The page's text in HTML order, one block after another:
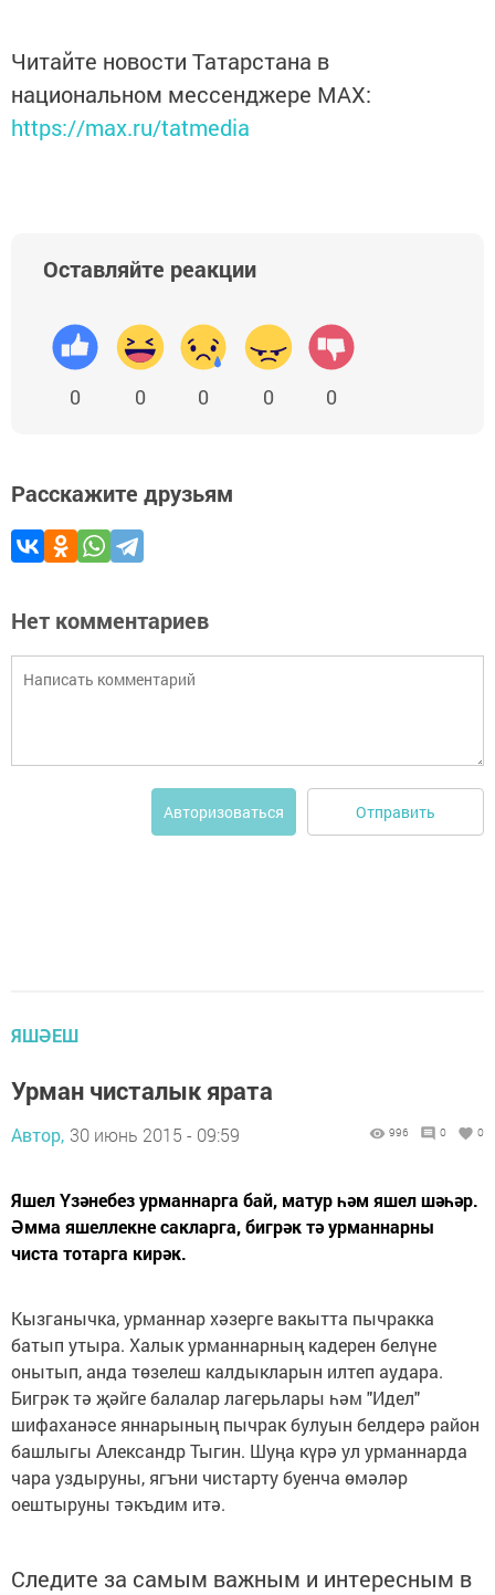
Читайте новости Татарстана в
национальном мессенджере MАХ:
https://max.ru/tatmedia
Оставляйте реакции
0 0 0 0 0
Расскажите друзьям
Нет комментариев
Авторизоваться Отправить
ЯШӘЕШ
Урман чисталык ярата
Автор, 30 июнь 2015 - 09:59 996 0 0
Яшел Үзәнебез урманнарга бай, матур һәм яшел шәһәр.
Әмма яшеллекне сак­ларга, бигрәк тә урманнарны
чиста тотарга кирәк.
Кызганычка, урманнар хәзерге вакытта пычракка
батып утыра. Халык урманнарның кадерен белүне
онытып, анда төзелеш калдыкларын илтеп аудара.
Бигрәк тә җәйге балалар лагерьлары һәм "Идел"
шифаханәсе яннарының пычрак булуын белдерә район
башлыгы Александр Тыгин. Шуңа күрә ул урманнарда
чара уздыруны, ягъни чистарту буенча өмәләр
оештыруны тәкъдим итә.
Следите за самым важным и интересным в